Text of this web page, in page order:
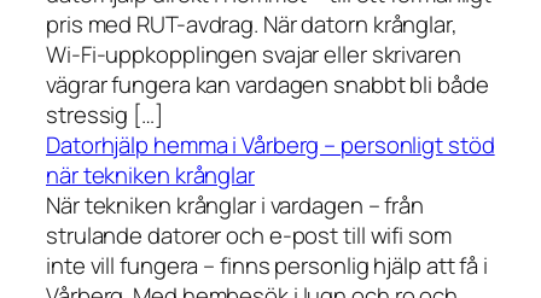
pris med RUT-avdrag. När datorn krånglar,
Wi-Fi-uppkopplingen svajar eller skrivaren
vägrar fungera kan vardagen snabbt bli både
stressig […]
Datorhjälp hemma i Vårberg – personligt stöd
när tekniken krånglar
När tekniken krånglar i vardagen – från
strulande datorer och e-post till wifi som
inte vill fungera – finns personlig hjälp att få i